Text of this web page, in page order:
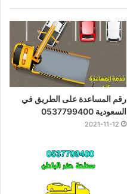
رقم المساعدة على الطريق في
السعودية 0537799400
2021-11-12